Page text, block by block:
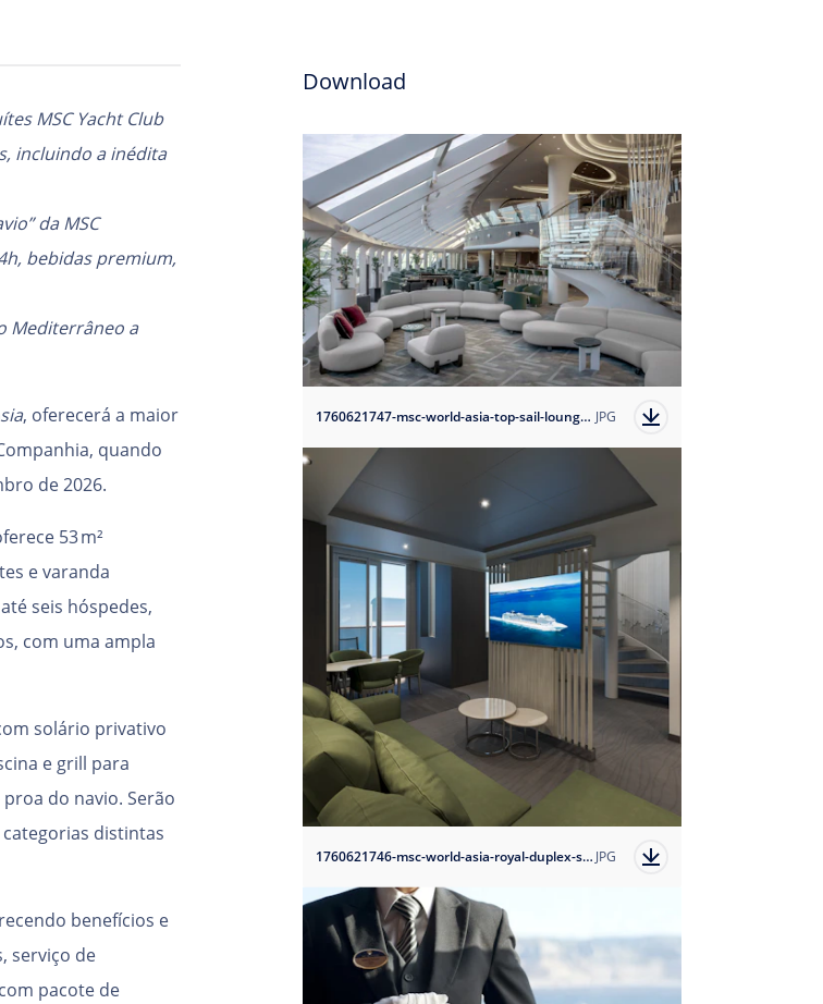
MSC Yacht Club
incluindo a inédita
da MSC
bebidas premium,
Mediterrâneo a
, oferecerá a maior
quando
de 2026.
53 m²
e varanda
seis hóspedes,
com uma ampla
solário privativo
e grill para
do navio. Serão
distintas
benefícios e
serviço de
pacote de
Download
1760621747-msc-world-asia-top-sail-lounge-as-seen-on-msc-world-europa?auto=format JPG
1760621746-msc-world-asia-royal-duplex-suite?auto=format JPG